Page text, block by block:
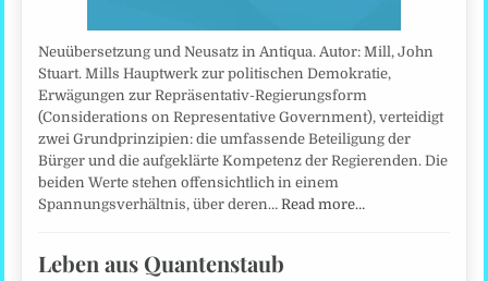
Neuübersetzung und Neusatz in Antiqua. Autor: Mill, John
Stuart. Mills Hauptwerk zur politischen Demokratie,
Erwägungen zur Repräsentativ-Regierungsform
(Considerations on Representative Government), verteidigt
zwei Grundprinzipien: die umfassende Beteiligung der
Bürger und die aufgeklärte Kompetenz der Regierenden. Die
beiden Werte stehen offensichtlich in einem
Spannungsverhältnis, über deren…Read more…
Leben aus Quantenstaub